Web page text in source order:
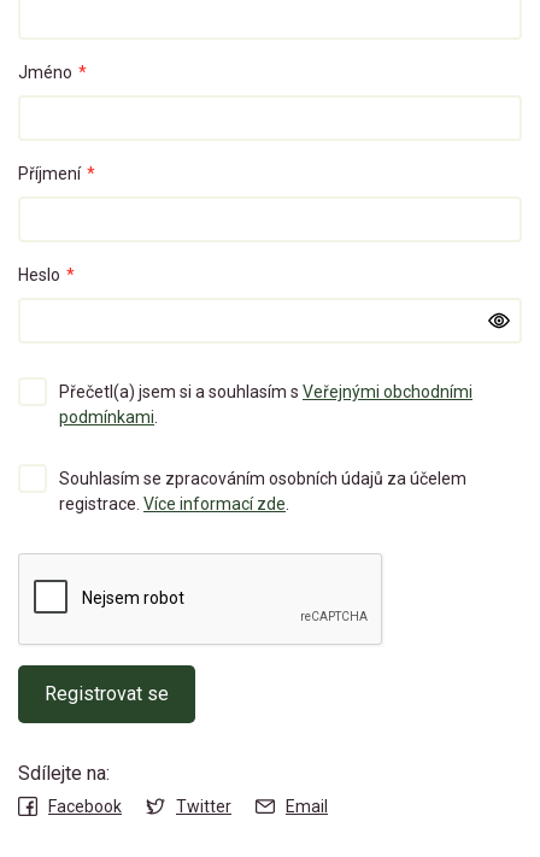
Jméno *
Příjmení *
Heslo *
Přečetl(a) jsem si a souhlasím s Veřejnými obchodními
podmínkami.
Souhlasím se zpracováním osobních údajů za účelem
registrace. Více informací zde.
Registrovat se
Sdílejte na:
Facebook Twitter Email